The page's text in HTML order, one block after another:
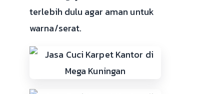
terlebih dulu agar aman untuk
warna/serat.